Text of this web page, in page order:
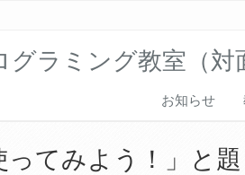
グラミング教室（
お知らせ
ってみよう！」と